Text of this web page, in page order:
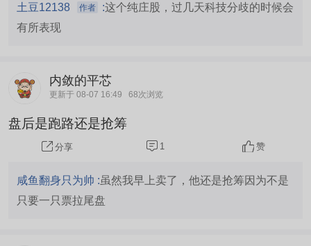
土豆12138 作者 :这个纯庄股，过几天科技分歧的时候会
有所表现
内敛的平芯
更新于 08-07 16:49 68次浏览
盘后是跑路还是抢筹
分享 1 赞
咸鱼翻身只为帅 :虽然我早上卖了，他还是抢筹因为不是
只要一只票拉尾盘